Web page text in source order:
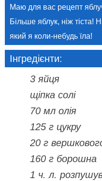
Маю для вас рецепт
Більше яблук, ніж тіста!
який я коли-небудь їла!
Інгредієнти:
3 яйця
щіпка солі
70 мл олія
125 г цукру
20 г
160 г борошна
1 ч. л.